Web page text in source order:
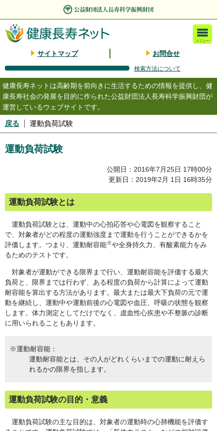
サイトマップ お問合せ
メニュー
検索方法について
健康長寿ネットは高齢期を前向きに生活するための情報を提供し、健
康長寿社会の発展を目的に作られた公益財団法人長寿科学振興財団が
運営しているウェブサイトです。
戻る 運動負荷試験
運動負荷試験
公開日：2016年7月25日 17時00分
更新日：2019年2月 1日 16時35分
運動負荷試験とは
運動負荷試験とは、運動中の心拍応答や心電図を観察すること
で、対象者がどの程度の運動強度まで運動を行うことができるかを
評価します。つまり、運動耐容能※や全身持久力、有酸素能力をみ
るためのテストです。
対象者が運動ができる限界まで行い、運動耐容能を評価する最大
負荷と、限界までは行わず、ある程度の負荷から計算によって運動
耐容能を算出する方法があります。最大または最大下負荷の元で運
動を継続し、運動中や運動前後の心電図や血圧、呼吸の状態を観察
します。体力測定としてだけでなく、虚血性心疾患や不整脈の診断
に用いられることもあります。
※運動耐容能：
運動耐容能とは、その人がどれくらいまでの運動に耐えら
れるかの限界を指します。
運動負荷試験の目的・意義
運動負荷試験の主な目的は、対象者の運動時の心肺機能を評価す